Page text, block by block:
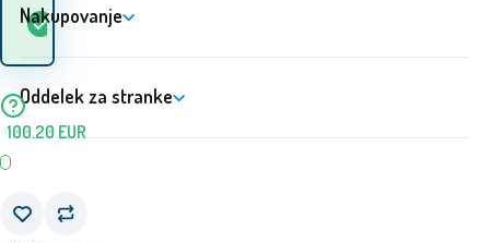
Na
zalogi
5+
100.20EUR
Nakupovanje
Oddelek za stranke